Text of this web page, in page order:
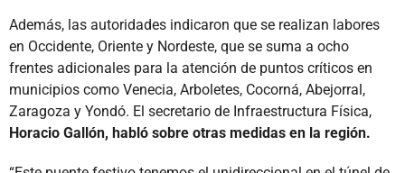
Además, las autoridades indicaron que se realizan labores
en Occidente, Oriente y Nordeste, que se suma a ocho
frentes adicionales para la atención de puntos críticos en
municipios como Venecia, Arboletes, Cocorná, Abejorral,
Zaragoza y Yondó. El secretario de Infraestructura Física,
Horacio Gallón, habló sobre otras medidas en la región.